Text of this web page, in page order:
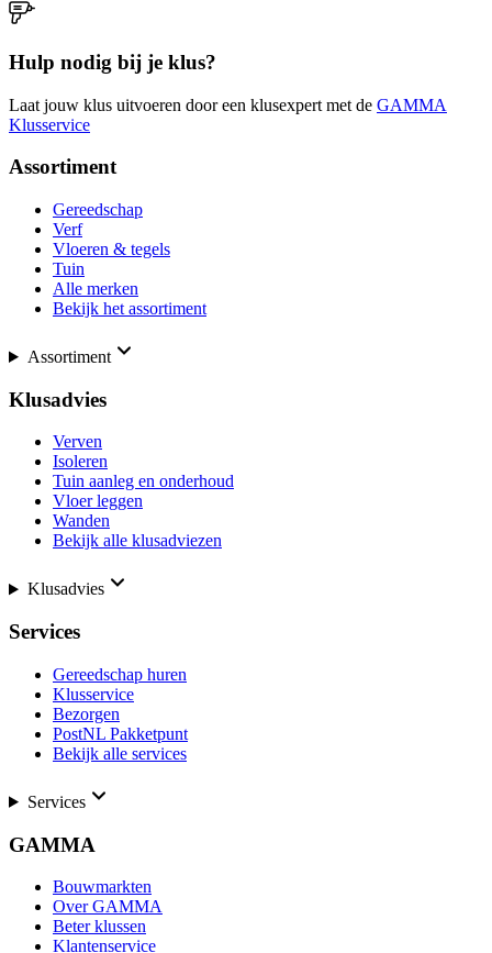
Hulp nodig bij je klus?
Laat jouw klus uitvoeren door een klusexpert met de GAMMA
Klusservice
Assortiment
Gereedschap
Verf
Vloeren & tegels
Tuin
Alle merken
Bekijk het assortiment
Assortiment
Klusadvies
Verven
Isoleren
Tuin aanleg en onderhoud
Vloer leggen
Wanden
Bekijk alle klusadviezen
Klusadvies
Services
Gereedschap huren
Klusservice
Bezorgen
PostNL Pakketpunt
Bekijk alle services
Services
GAMMA
Bouwmarkten
Over GAMMA
Beter klussen
Klantenservice